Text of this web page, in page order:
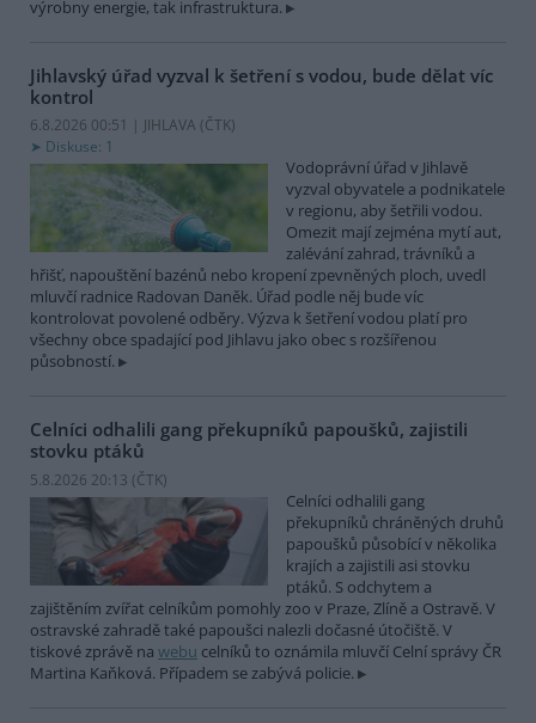
výrobny energie, tak infrastruktura.
Jihlavský úřad vyzval k šetření s vodou, bude dělat víc
kontrol
6.8.2026 00:51 | JIHLAVA (ČTK)
Diskuse: 1
Vodoprávní úřad v Jihlavě
vyzval obyvatele a podnikatele
v regionu, aby šetřili vodou.
Omezit mají zejména mytí aut,
zalévání zahrad, trávníků a
hřišť, napouštění bazénů nebo kropení zpevněných ploch, uvedl
mluvčí radnice Radovan Daněk. Úřad podle něj bude víc
kontrolovat povolené odběry. Výzva k šetření vodou platí pro
všechny obce spadající pod Jihlavu jako obec s rozšířenou
působností.
Celníci odhalili gang překupníků papoušků, zajistili
stovku ptáků
5.8.2026 20:13 (ČTK)
Celníci odhalili gang
překupníků chráněných druhů
papoušků působící v několika
krajích a zajistili asi stovku
ptáků. S odchytem a
zajištěním zvířat celníkům pomohly zoo v Praze, Zlíně a Ostravě. V
ostravské zahradě také papoušci nalezli dočasné útočiště. V
tiskové zprávě na webu celníků to oznámila mluvčí Celní správy ČR
Martina Kaňková. Případem se zabývá policie.